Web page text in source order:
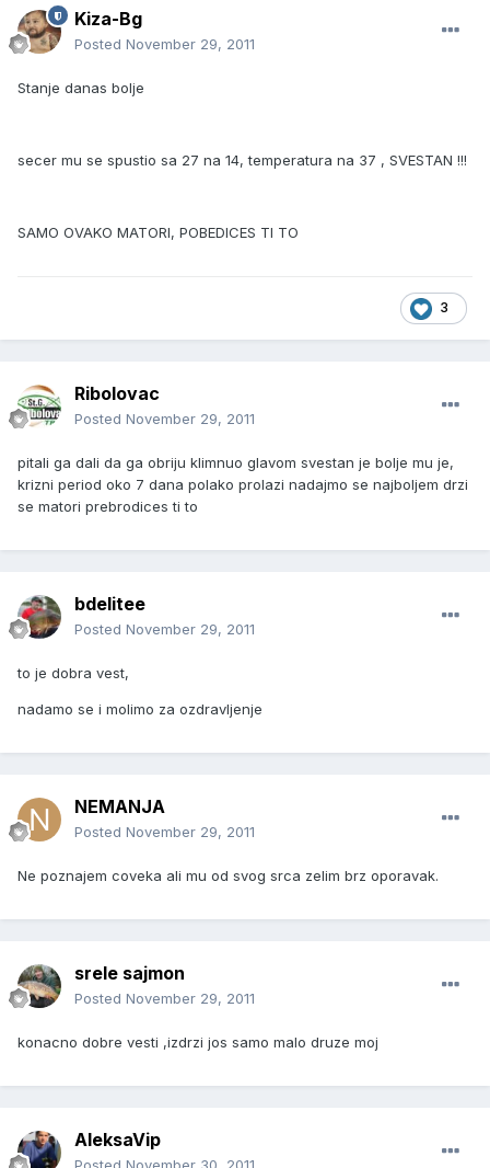
Kiza-Bg
Posted November 29, 2011
Stanje danas bolje
secer mu se spustio sa 27 na 14, temperatura na 37 , SVESTAN !!!
SAMO OVAKO MATORI, POBEDICES TI TO
3
Ribolovac
Posted November 29, 2011
pitali ga dali da ga obriju klimnuo glavom svestan je bolje mu je,
krizni period oko 7 dana polako prolazi nadajmo se najboljem drzi
se matori prebrodices ti to
bdelitee
Posted November 29, 2011
to je dobra vest,
nadamo se i molimo za ozdravljenje
NEMANJA
Posted November 29, 2011
Ne poznajem coveka ali mu od svog srca zelim brz oporavak.
srele sajmon
Posted November 29, 2011
konacno dobre vesti ,izdrzi jos samo malo druze moj
AleksaVip